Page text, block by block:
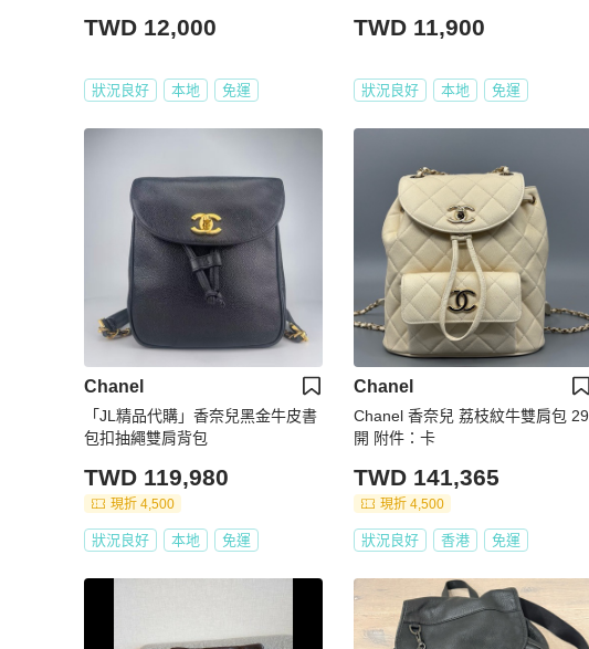
TWD 12,000
狀況良好 本地 免運
TWD 11,900
狀況良好 本地 免運
Chanel
「JL精品代購」香奈兒黑金牛皮書
包扣抽繩雙肩背包
TWD 119,980
現折 4,500
狀況良好 本地 免運
Chanel
Chanel 香奈兒 荔枝紋牛雙肩包 29
開 附件：卡
TWD 141,365
現折 4,500
狀況良好 香港 免運